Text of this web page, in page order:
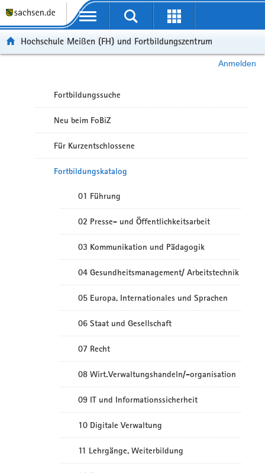
Portalübergreifende Navigation
Hochschule Meißen (FH) und Fortbildungszentrum
Anmelden
Fortbildungssuche
Neu beim FoBiZ
Für Kurzentschlossene
Fortbildungskatalog
01 Führung
02 Presse- und Öffentlichkeitsarbeit
03 Kommunikation und Pädagogik
04 Gesundheitsmanagement/ Arbeitstechnik
05 Europa, Internationales und Sprachen
06 Staat und Gesellschaft
07 Recht
08 Wirt.Verwaltungshandeln/-organisation
09 IT und Informationssicherheit
10 Digitale Verwaltung
11 Lehrgänge, Weiterbildung